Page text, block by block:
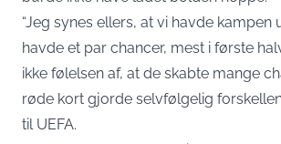
“Jeg synes ellers, at vi havde kampen
havde et par chancer, mest i første
ikke følelsen af, at de skabte mange
røde kort gjorde selvfølgelig
til UEFA.